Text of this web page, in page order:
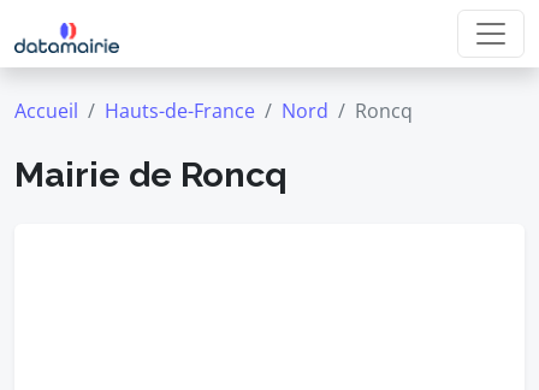
Accueil Hauts-de-France Nord Roncq
Mairie de Roncq